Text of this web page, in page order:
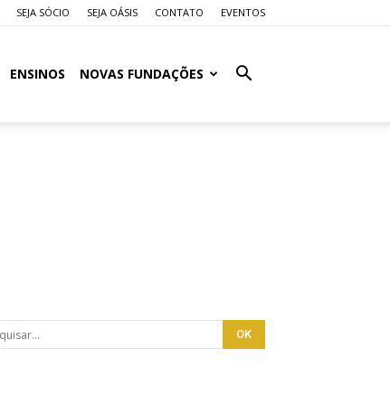
SEJA SÓCIO SEJA OÁSIS CONTATO EVENTOS
ENSINOS NOVAS FUNDAÇÕES